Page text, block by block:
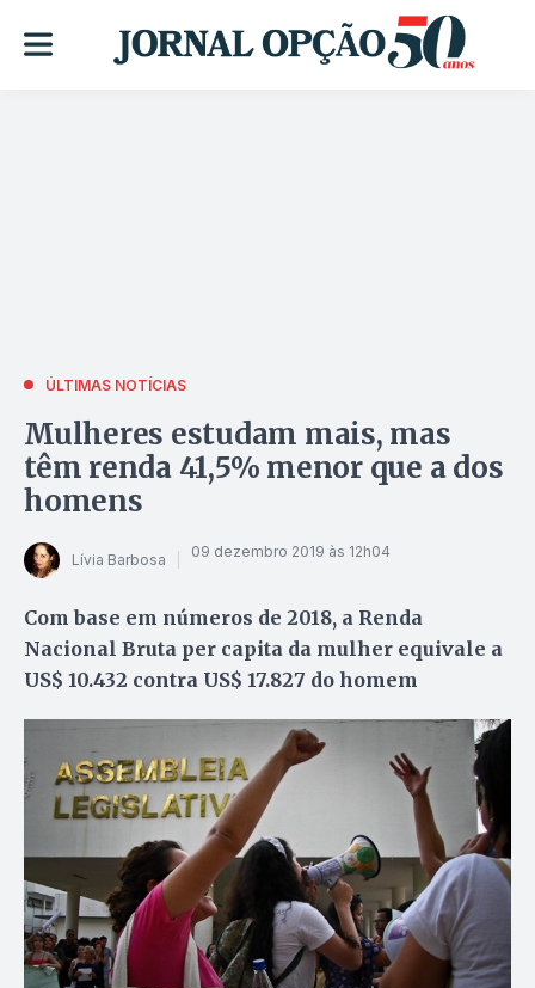
ÚLTIMAS NOTÍCIAS
Mulheres estudam mais, mas
têm renda 41,5% menor que a dos
homens
Lívia Barbosa 09 dezembro 2019 às 12h04
Com base em números de 2018, a Renda
Nacional Bruta per capita da mulher equivale a
US$ 10.432 contra US$ 17.827 do homem